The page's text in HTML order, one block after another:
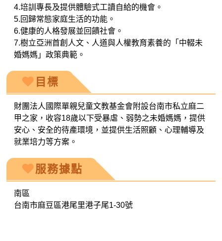
4.培訓專長及提供體驗式工讀自給的機會。
5.回歸常態家庭生活的功能。
6.健康的人格發展並回饋社會。
7.樹立亞洲首創人文、人道與人權教育素養的「中輟未
婚媽媽」政策典範。
目標
財團法人國際單親兒童文教基金會附設台南市私立麻二
甲之家，收容18歲以下受暴虐、弱勢之未婚媽媽，提供
安心、安全的待產環境，並提供生活照顧、心理輔導及
就業培力等方案。
服務據點
南區
台南市麻豆區港尾里港子尾1-30號